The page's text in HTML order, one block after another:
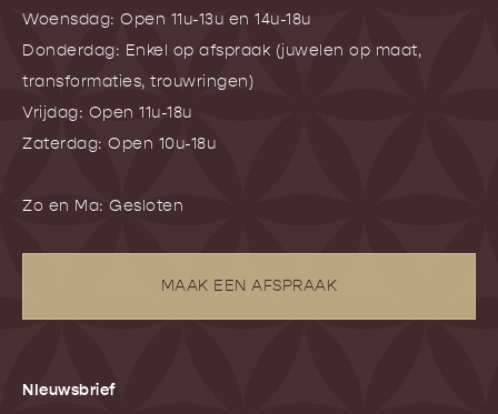
Woensdag: Open 11u-13u en 14u-18u
Donderdag: Enkel op afspraak (juwelen op maat,
transformaties, trouwringen)
Vrijdag: Open 11u-18u
Zaterdag: Open 10u-18u
Zo en Ma: Gesloten
MAAK EEN AFSPRAAK
NIeuwsbrief